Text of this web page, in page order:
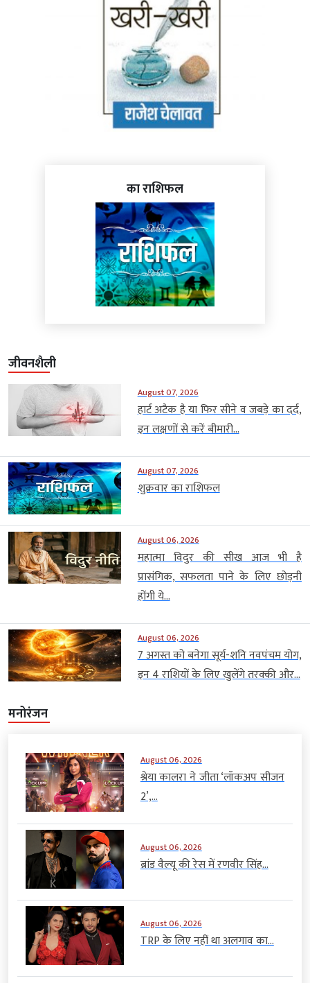
का राशिफल
जीवनशैली
August 07, 2026
हार्ट अटैक है या फिर सीने व जबड़े का दर्द,
इन लक्षणों से करें बीमारी...
August 07, 2026
शुक्रवार का राशिफल
August 06, 2026
महात्मा विदुर की सीख आज भी है
प्रासंगिक, सफलता पाने के लिए छोड़नी
होंगी ये...
August 06, 2026
7 अगस्त को बनेगा सूर्य-शनि नवपंचम योग,
इन 4 राशियों के लिए खुलेंगे तरक्की और...
मनोरंजन
August 06, 2026
श्रेया कालरा ने जीता ‘लॉकअप सीजन
2’,...
August 06, 2026
ब्रांड वैल्यू की रेस में रणवीर सिंह...
August 06, 2026
TRP के लिए नहीं था अलगाव का...